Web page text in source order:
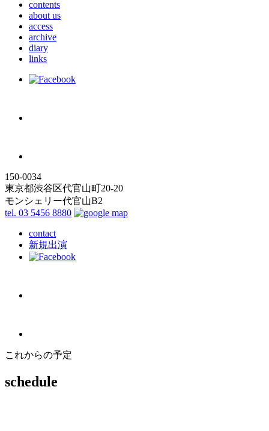
contents
about us
access
archive
diary
links
150-0034
東京都渋谷区代官山町20-20
モンシェリー代官山B2
tel. 03 5456 8880
contact
新規出演
これからの予定
schedule